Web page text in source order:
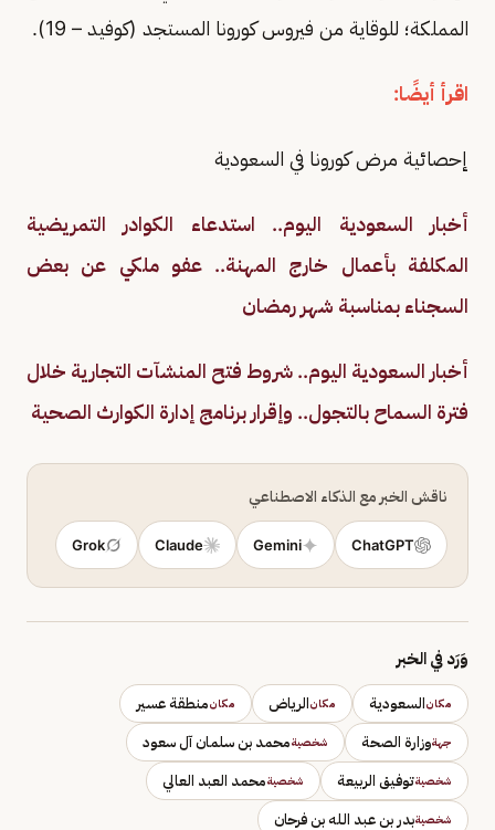
المملكة؛ للوقاية من فيروس كورونا المستجد (كوفيد – 19).
اقرأ أيضًا:
إحصائية مرض كورونا في السعودية
أخبار السعودية اليوم.. استدعاء الكوادر التمريضية
المكلفة بأعمال خارج المهنة.. عفو ملكي عن بعض
السجناء بمناسبة شهر رمضان
أخبار السعودية اليوم.. شروط فتح المنشآت التجارية خلال
فترة السماح بالتجول.. وإقرار برنامج إدارة الكوارث الصحية
ناقش الخبر مع الذكاء الاصطناعي
ChatGPT
Gemini
Claude
Grok
وَرَد في الخبر
مكانالسعودية مكانالرياض مكانمنطقة عسير
جهةوزارة الصحة شخصيةمحمد بن سلمان آل سعود
شخصيةتوفيق الربيعة شخصيةمحمد العبد العالي
شخصيةبدر بن عبد الله بن فرحان